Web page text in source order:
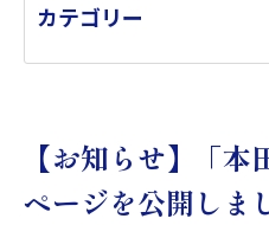
カテゴリー
【お知らせ】「本
ページを公開しま